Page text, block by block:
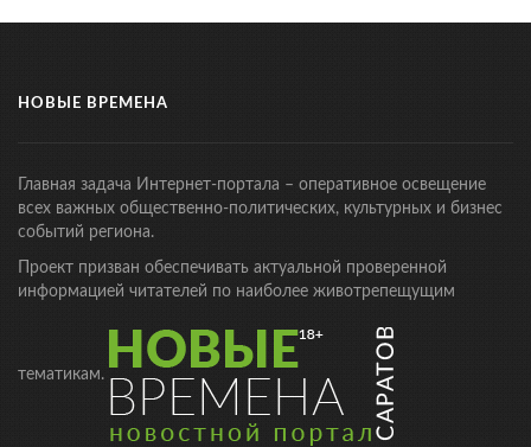
НОВЫЕ ВРЕМЕНА
Главная задача Интернет-портала – оперативное освещение
всех важных общественно-политических, культурных и бизнес
событий региона.
Проект призван обеспечивать актуальной проверенной
информацией читателей по наиболее животрепещущим
тематикам.